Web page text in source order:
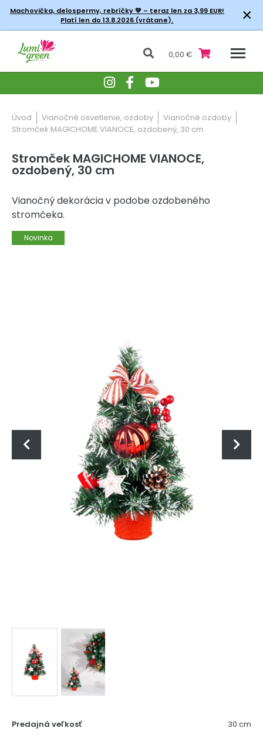
Machovička, delospermy, rebríčky💚 – teraz len za 3,99 EUR!
Platí len do 13.8.2026 (vrátane).
×
0,00 €
Úvod Vianočné osvetlenie, ozdoby
Vianočné ozdoby
Stromček MAGICHOME VIANOCE, ozdobený, 30 cm
Stromček MAGICHOME VIANOCE,
ozdobený, 30 cm
Vianočný dekorácia v podobe ozdobeného
stromčeka.
Novinka
Predajná veľkosť
30 cm